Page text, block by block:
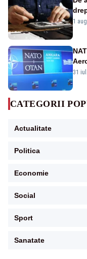
un
1
și
31
CATEGORII
Actualitate
Politica
Economie
Social
Sport
Sanatate